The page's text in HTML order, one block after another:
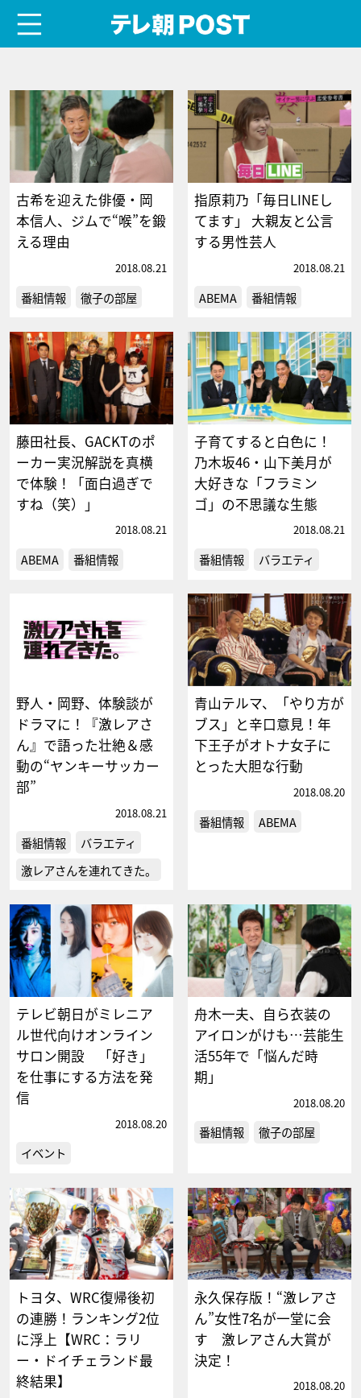
古希を迎えた俳優・岡
本信人、ジムで“喉”を鍛
える理由
2018.08.21
番組情報 徹子の部屋
指原莉乃「毎日LINEし
てます」 大親友と公言
する男性芸人
2018.08.21
ABEMA 番組情報
藤田社長、GACKTのポ
ーカー実況解説を真横
で体験！「面白過ぎで
すね（笑）」
2018.08.21
ABEMA 番組情報
子育てすると白色に！
乃木坂46・山下美月が
大好きな「フラミン
ゴ」の不思議な生態
2018.08.21
番組情報 バラエティ
野人・岡野、体験談が
ドラマに！『激レアさ
ん』で語った壮絶＆感
動の“ヤンキーサッカー
部”
2018.08.21
番組情報
バラエティ
激レアさんを連れてきた。
青山テルマ、「やり方が
ブス」と辛口意見！年
下王子がオトナ女子に
とった大胆な行動
2018.08.20
番組情報 ABEMA
テレビ朝日がミレニア
ル世代向けオンライン
サロン開設 「好き」
を仕事にする方法を発
信
2018.08.20
イベント
舟木一夫、自ら衣装の
アイロンがけも…芸能生
活55年で「悩んだ時
期」
2018.08.20
番組情報 徹子の部屋
トヨタ、WRC復帰後初
の連勝！ランキング2位
に浮上【WRC：ラリ
ー・ドイチェランド最
終結果】
永久保存版！“激レアさ
ん”女性7名が一堂に会
す 激レアさん大賞が
決定！
2018.08.20